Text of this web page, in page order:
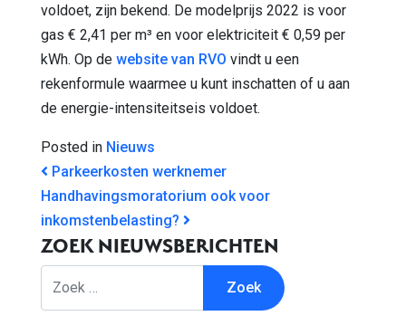
voldoet, zijn bekend. De modelprijs 2022 is voor
gas € 2,41 per m³ en voor elektriciteit € 0,59 per
kWh. Op de website van RVO vindt u een
rekenformule waarmee u kunt inschatten of u aan
de energie-intensiteitseis voldoet.
Posted in Nieuws
BERICHT NAVIGATIE
Parkeerkosten werknemer
Handhavingsmoratorium ook voor
inkomstenbelasting?
ZOEK NIEUWSBERICHTEN